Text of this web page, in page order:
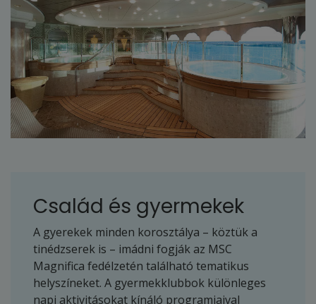
Család és gyermekek
A gyerekek minden korosztálya – köztük a
tinédzserek is – imádni fogják az MSC
Magnifica fedélzetén található tematikus
helyszíneket. A gyermekklubbok különleges
napi aktivitásokat kínáló programjaival